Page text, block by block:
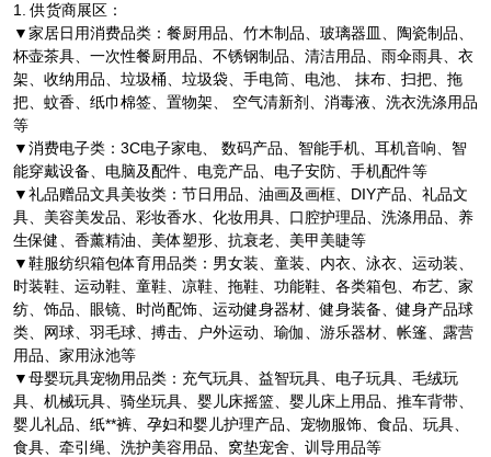
1. 供货商展区：
▼家居日用消费品类：餐厨用品、竹木制品、玻璃器皿、陶瓷制品、
杯壶茶具、一次性餐厨用品、不锈钢制品、清洁用品、雨伞雨具、衣
架、收纳用品、垃圾桶、垃圾袋、手电筒、电池、 抹布、扫把、拖
把、蚊香、纸巾棉签、置物架、 空气清新剂、消毒液、洗衣洗涤用品
等
▼消费电子类：3C电子家电、 数码产品、智能手机、耳机音响、智
能穿戴设备、电脑及配件、电竞产品、电子安防、手机配件等
▼礼品赠品文具美妆类：节日用品、油画及画框、DIY产品、礼品文
具、美容美发品、彩妆香水、化妆用具、口腔护理品、洗涤用品、养
生保健、香薰精油、美体塑形、抗衰老、美甲美睫等
▼鞋服纺织箱包体育用品类：男女装、童装、内衣、泳衣、运动装、
时装鞋、运动鞋、童鞋、凉鞋、拖鞋、功能鞋、各类箱包、布艺、家
纺、饰品、眼镜、时尚配饰、运动健身器材、健身装备、健身产品球
类、网球、羽毛球、搏击、户外运动、瑜伽、游乐器材、帐篷、露营
用品、家用泳池等
▼母婴玩具宠物用品类：充气玩具、益智玩具、电子玩具、毛绒玩
具、机械玩具、骑坐玩具、婴儿床摇篮、婴儿床上用品、推车背带、
婴儿礼品、纸**裤、孕妇和婴儿护理产品、宠物服饰、食品、玩具、
食具、牵引绳、洗护美容用品、窝垫宠舍、训导用品等